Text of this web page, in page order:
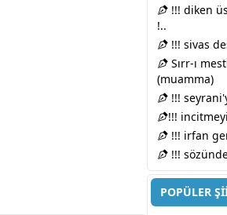
!!! diken
!..
!!! sivas
Sırr-ı
(muamma)
!!!
​!!!
!!! irfan
!!!
POPÜLER